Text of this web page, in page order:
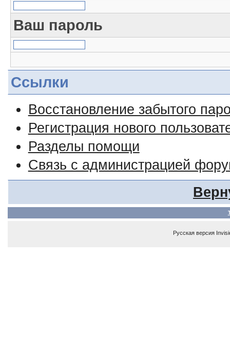
Ваш пароль
Ссылки
Восстановление забытого
Регистрация нового
Разделы помощи
Связь с администрацией
Русская версия